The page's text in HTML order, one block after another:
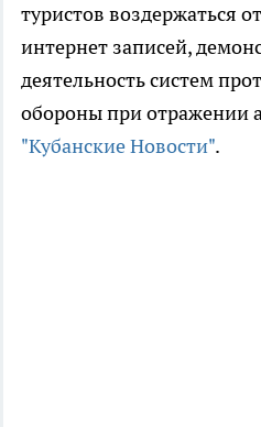
туристов воздержаться
интернет записей,
деятельность систем
обороны при отражении
"Кубанские Новости".